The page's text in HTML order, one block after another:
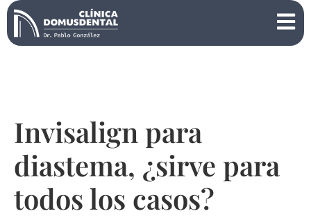
Invisalign para
diastema, ¿sirve para
todos los casos?